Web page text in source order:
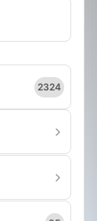
2324